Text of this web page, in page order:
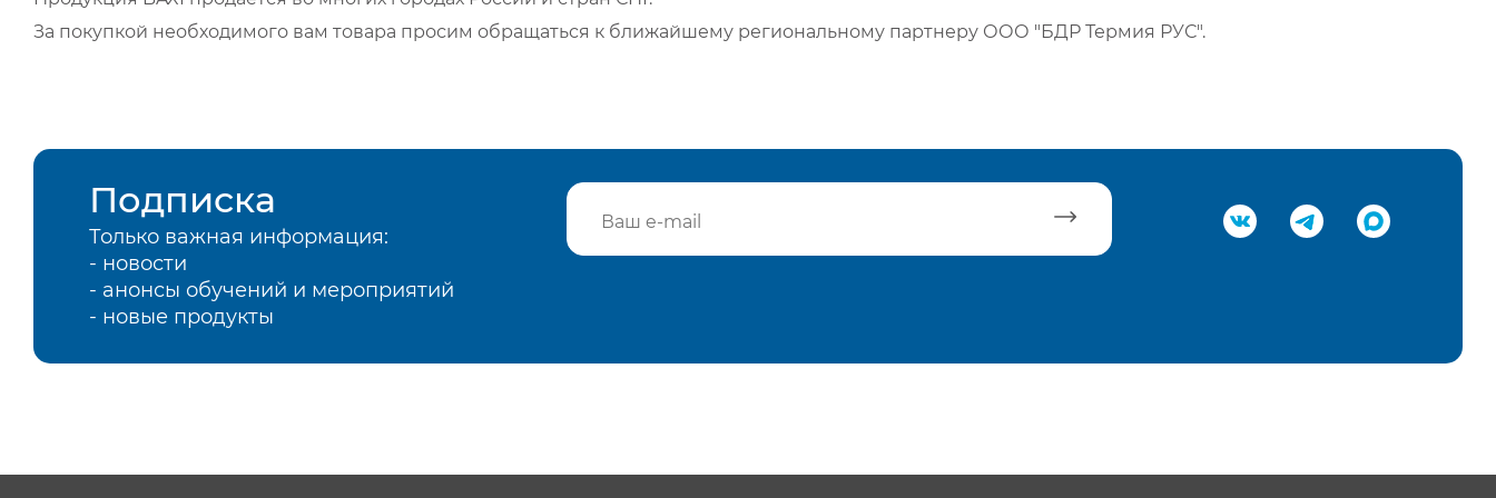
За покупкой необходимого вам товара просим обращаться к ближайшему региональному партнеру ООО "БДР Термия РУС".
Подписка
Только важная информация:
- новости
- анонсы обучений и мероприятий
- новые продукты